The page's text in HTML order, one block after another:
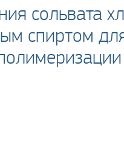
сольвата
спиртом